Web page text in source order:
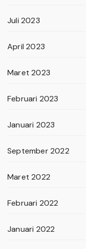
Juli 2023
April 2023
Maret 2023
Februari 2023
Januari 2023
September 2022
Maret 2022
Februari 2022
Januari 2022